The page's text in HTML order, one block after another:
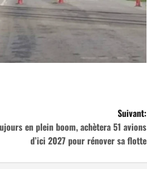
Suivant:
en plein boom, achètera 51 avions
d’ici 2027 pour rénover sa flotte